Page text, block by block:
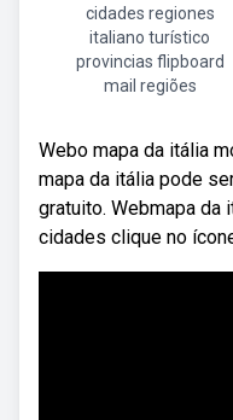
cidades regiones
italiano turístico
provincias flipboard
mail regiões
Webo mapa da itália
mapa da itália pode
gratuito. Webmapa da
cidades clique no